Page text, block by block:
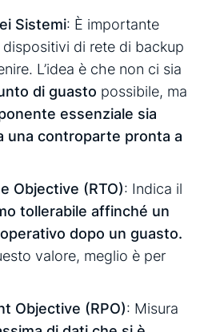
Sistemi: È importante
dispositivi di rete di backup
L’idea è che non ci sia
di guasto possibile, ma
essenziale sia
una controparte pronta a
Objective (RTO): Indica il
tollerabile affinché un
dopo un guasto.
valore, meglio è per
Objective (RPO): Misura